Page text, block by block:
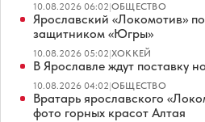
10.08.2026 06:02|ОБЩЕСТВО
Ярославский «Локомотив»
защитником «Югры»
10.08.2026 05:02|ХОККЕЙ
В Ярославле ждут поставку
10.08.2026 04:02|ОБЩЕСТВО
Вратарь ярославского
фото горных красот Алтая